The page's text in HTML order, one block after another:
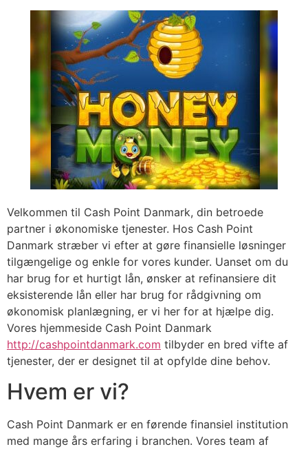
contenido
Velkommen til Cash Point Danmark, din betroede
partner i økonomiske tjenester. Hos Cash Point
Danmark stræber vi efter at gøre finansielle løsninger
tilgængelige og enkle for vores kunder. Uanset om du
har brug for et hurtigt lån, ønsker at refinansiere dit
eksisterende lån eller har brug for rådgivning om
økonomisk planlægning, er vi her for at hjælpe dig.
Vores hjemmeside Cash Point Danmark
http://cashpointdanmark.com tilbyder en bred vifte af
tjenester, der er designet til at opfylde dine behov.
Hvem er vi?
Cash Point Danmark er en førende finansiel institution
med mange års erfaring i branchen. Vores team af